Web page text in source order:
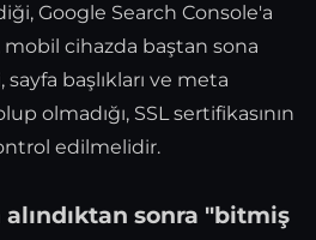
Google Search Console'a
cihazda baştan sona
başlıkları ve meta
olmadığı, SSL sertifikasının
edilmelidir.
sonra "bitmiş